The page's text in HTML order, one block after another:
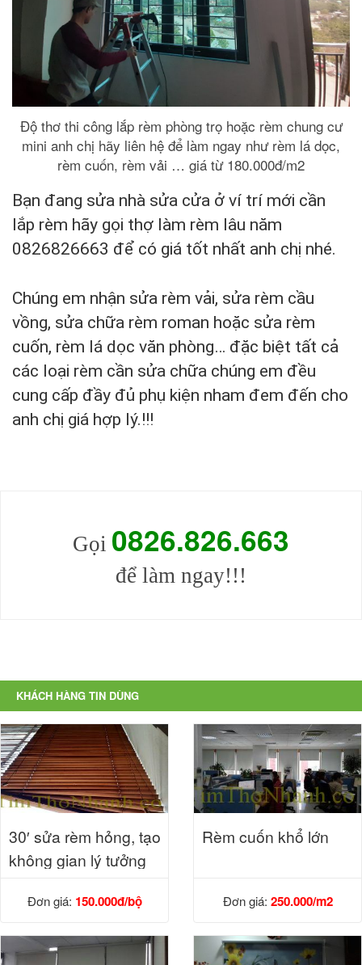
Độ thơ thi công lắp rèm phòng trọ hoặc rèm chung cư
mini anh chị hãy liên hệ để làm ngay như rèm lá dọc,
rèm cuốn, rèm vải … giá từ 180.000đ/m2
Bạn đang sửa nhà sửa cửa ở ví trí mới cần
lắp rèm hãy gọi thợ làm rèm lâu năm
0826826663 để có giá tốt nhất anh chị nhé.
Chúng em nhận sửa rèm vải, sửa rèm cầu
vồng, sửa chữa rèm roman hoặc sửa rèm
cuốn, rèm lá dọc văn phòng… đặc biệt tất cả
các loại rèm cần sửa chữa chúng em đều
cung cấp đầy đủ phụ kiện nham đem đến cho
anh chị giá hợp lý.!!!
Gọi 0826.826.663
để làm ngay!!!
KHÁCH HÀNG TIN DÙNG
30′ sửa rèm hỏng, tạo
không gian lý tưởng
Đơn giá: 150.000đ/bộ
Rèm cuốn khổ lớn
Đơn giá: 250.000/m2